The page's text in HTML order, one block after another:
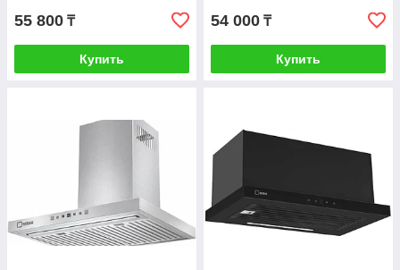
55 800 ₸
Купить
54 000 ₸
Купить